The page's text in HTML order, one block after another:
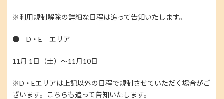
※利用規制解除の詳細な日程は追って告知いたします。
● D・E エリア
11月 1日（土）～11月10日
※D・Eエリアは上記以外の日程で規制させていただく場合がご
ざいます。こちらも追って告知いたします。